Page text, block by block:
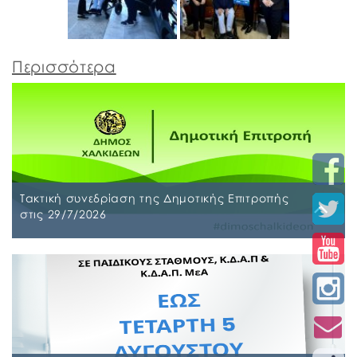
Περισσότερα
Τακτική συνεδρίαση της Δημοτικής Επιτροπής
στις 29/7/2026
Τακτική συνεδρίαση της Δημοτικής Επιτροπής θα
διεξαχθεί στο Δημοτικό Κατάστημα επί των οδών
Ληλαντίων και Μεγασθένους 34, την Τετάρτη 29
Ιουλίου 2026 και ώρα 10:00 π.μ., για συζήτηση και
λήψη απόφασης στα παρακάτω θέματα της